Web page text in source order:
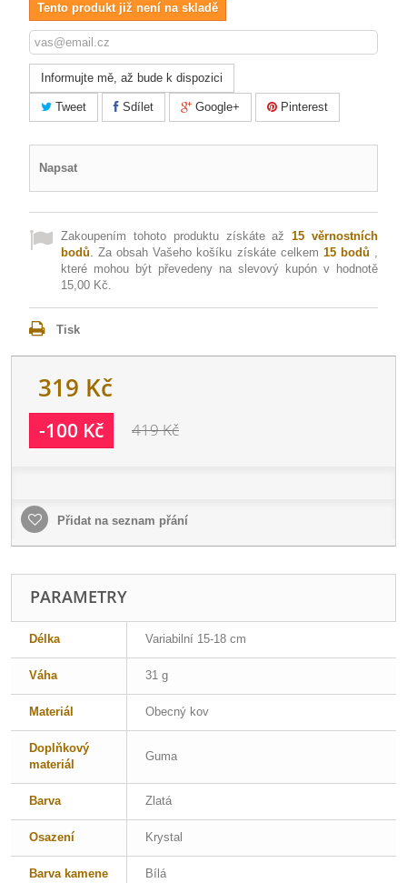
Tento produkt již není na skladě
Informujte mě, až bude k dispozici
Tweet Sdílet Google+ Pinterest
Napsat
Zakoupením tohoto produktu získáte až15 věrnostních
bodů. Za obsah Vašeho košíku získáte celkem 15bodů ,
které mohou být převedeny na slevový kupón v hodnotě
15,00 Kč.
Tisk
319 Kč
-100 Kč 419 Kč
Přidat na seznam přání
PARAMETRY
Délka Variabilní 15-18 cm
Váha 31 g
Materiál Obecný kov
Doplňkový
materiál
Guma
Barva Zlatá
Osazení Krystal
Barva kamene Bílá